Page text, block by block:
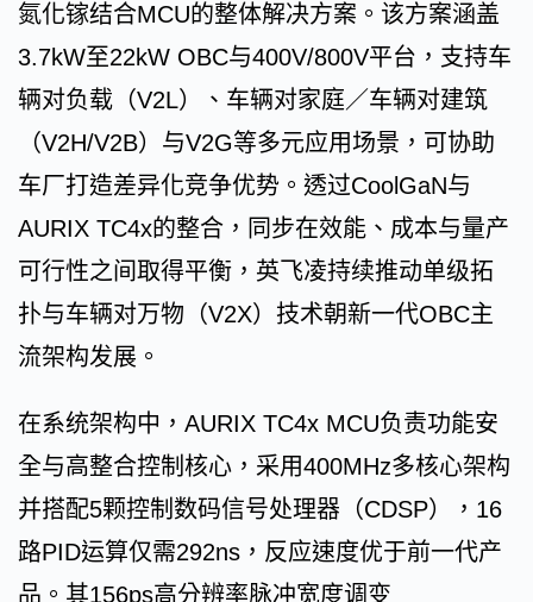
氮化镓结合MCU的整体解决方案。该方案涵盖
3.7kW至22kW OBC与400V/800V平台，支持车
辆对负载（V2L）、车辆对家庭／车辆对建筑
（V2H/V2B）与V2G等多元应用场景，可协助
车厂打造差异化竞争优势。透过CoolGaN与
AURIX TC4x的整合，同步在效能、成本与量产
可行性之间取得平衡，英飞凌持续推动单级拓
扑与车辆对万物（V2X）技术朝新一代OBC主
流架构发展。
在系统架构中，AURIX TC4x MCU负责功能安
全与高整合控制核心，采用400MHz多核心架构
并搭配5颗控制数码信号处理器（CDSP），16
路PID运算仅需292ns，反应速度优于前一代产
品。其156ps高分辨率脉冲宽度调变